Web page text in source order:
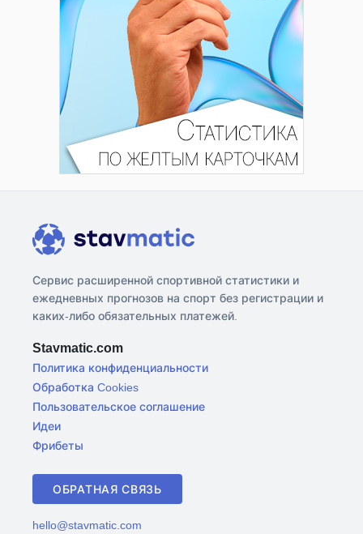
Сервис расширенной спортивной статистики и
ежедневных прогнозов на спорт без регистрации и
каких-либо обязательных платежей.
Stavmatic.com
Политика конфиденциальности
Обработка Cookies
Пользовательское соглашение
Идеи
Фрибеты
ОБРАТНАЯ СВЯЗЬ
hello@stavmatic.com